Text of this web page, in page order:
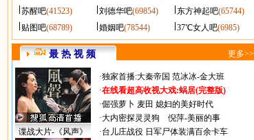
苏醒吧(41523) 刘德华吧(69854) 东方神起吧(65744)
贴图吧(68789) 婚姻吧(78544) 37℃女人吧(6985)
最 热 视 频 更多>>
谍战大片-《风声》
·独家首播:大秦帝国 范冰冰-金大班
·在线看超高收视大戏:蜗居(完整版)
·倔强萝卜 麦田 媳妇的美好时代
·大内密探灵灵狗
倪萍-美丽的事
·台儿庄战役 日军尸体装满百余卡车